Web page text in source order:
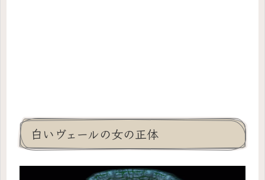
白いヴェールの女の正体